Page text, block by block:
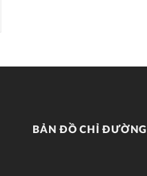
BẢN ĐỒ CHỈ ĐƯỜNG